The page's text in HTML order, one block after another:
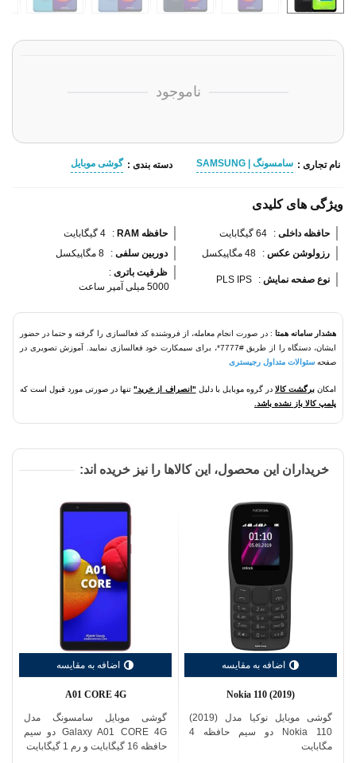
ناموجود
نام تجاری : سامسونگ | SAMSUNG دسته بندی : گوشی موبایل
ویژگی های کلیدی
حافظه داخلی : 64 گیگابایت حافظه RAM :
4 گیگابایت
رزولوشن عکس : 48 مگاپیکسل دوربین سلفی : 8 مگاپیکسل
نوع صفحه نمایش :
PLS IPS
ظرفیت باتری :
5000 میلی آمپر ساعت
هشدار سامانه همتا : در صورت انجام معامله، از فروشنده کد فعالسازی را گرفته و حتما در حضور
ایشان، دستگاه را از طریق #7777*، برای سیمکارت خود فعالسازی نمایید. آموزش تصویری در
صفحه سئوالات متداول رجیستری
امکانبرگشت کالا در گروه موبایل با دلیل "انصراف از خرید"تنها در صورتی مورد قبول است که
پلمپ کالا باز نشده باشد.
خریداران این محصول، این کالاها را نیز خریده اند:
اضافه به مقایسه
Nokia 110 (2019)
گوشی موبایل نوکیا مدل (2019)
Nokia 110 دو سیم حافظه 4
مگابایت
اضافه به مقایسه
A01 CORE 4G
گوشی موبایل سامسونگ مدل
Galaxy A01 CORE 4G دو سیم
حافظه 16 گیگابایت و رم 1 گیگابایت